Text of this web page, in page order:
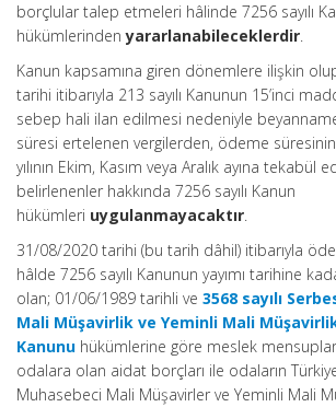
borçlular talep etmeleri hâlinde 7256 sayılı
hükümlerindenyararlanabileceklerdir.
Kanun kapsamına giren dönemlere ilişkin
tarihi itibarıyla 213 sayılı Kanunun 15’inci
sebep hali ilan edilmesi nedeniyle
süresi ertelenen vergilerden, ödeme
yılının Ekim, Kasım veya Aralık ayına tekabül
belirlenenler hakkında 7256 sayılı Kanun
hükümleri uygulanmayacaktır.
31/08/2020 tarihi (bu tarih dâhil) itibarıyla
hâlde 7256 sayılı Kanunun yayımı tarihine
olan; 01/06/1989 tarihli ve 3568 sayılı
Mali Müşavirlik ve Yeminli Mali
Kanunu hükümlerine göre meslek
odalara olan aidat borçları ile odaların
Muhasebeci Mali Müşavirler ve Yeminli Mali